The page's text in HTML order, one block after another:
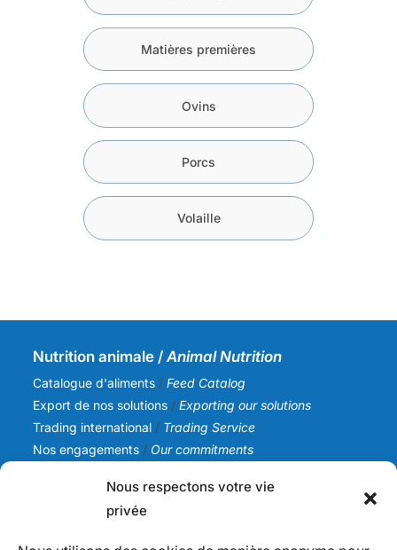
Nous respectons votre vie
privée
Matières premières
Ovins
Porcs
Volaille
Nutrition animale / Animal Nutrition
Catalogue d'aliments /Feed Catalog
Export de nos solutions /Exporting our solutions
Trading international / Trading Service
Nos engagements / Our commitments
Notre histoire/Our story